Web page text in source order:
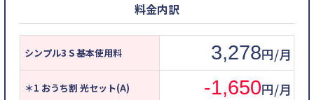
料金内訳
シンプル3 S 基本使用料 3,278円/月
＊1 おうち割 光セット(A) -1,650円/月